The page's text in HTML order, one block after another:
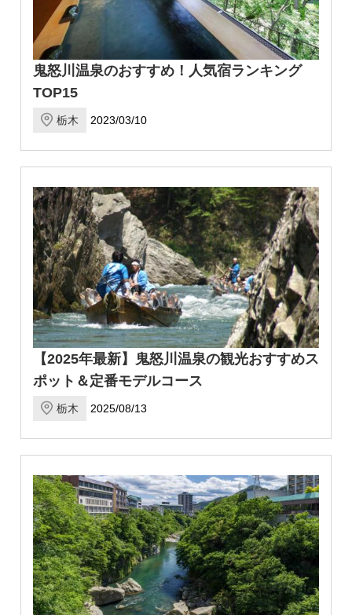
鬼怒川温泉のおすすめ！人気宿ランキング
TOP15
栃木 2023/03/10
【2025年最新】鬼怒川温泉の観光おすすめス
ポット＆定番モデルコース
栃木 2025/08/13